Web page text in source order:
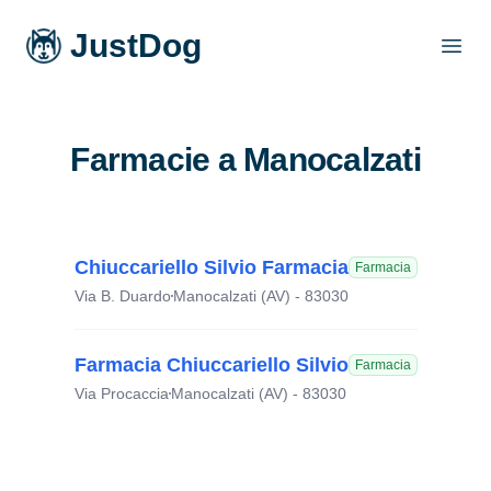
JustDog
Farmacie a Manocalzati
Chiuccariello Silvio Farmacia Farmacia
Via B. DuardoManocalzati (AV) - 83030
Farmacia Chiuccariello Silvio Farmacia
Via ProcacciaManocalzati (AV) - 83030